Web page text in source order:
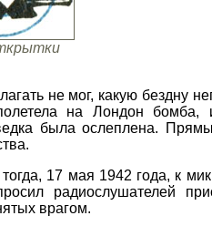
не мог, какую бездну
на Лондон бомба,
была ослеплена.
17 мая 1942 года, к
радиослушателей
врагом.